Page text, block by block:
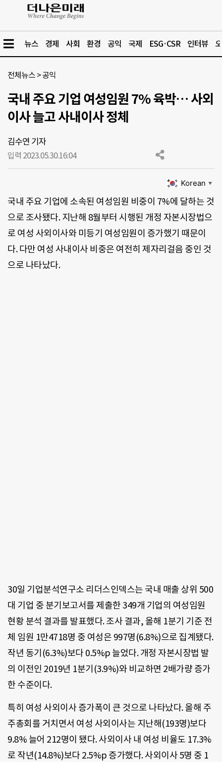
뉴스 경제 사회 환경 공익 국제 ESG·CSR 인터뷰
전체뉴스 >공익
국내 주요 기업 여성임원 7% 육박… 사외
이사 늘고 사내이사 정체
김수연 기자
입력 2023.05.30.16:04
Korean ▼
국내 주요 기업에 소속된 여성임원 비중이 7%에 달하는 것
으로 조사됐다. 지난해 8월부터 시행된 개정 자본시장법으
로 여성 사외이사와 미등기 여성임원이 증가했기 때문이
다. 다만 여성 사내이사 비중은 여전히 제자리걸음 중인 것
으로 나타났다.
30일 기업분석연구소 리더스인덱스는 국내 매출 상위 500
대 기업 중 분기보고서를 제출한 349개 기업의 여성임원
현황 분석 결과를 발표했다. 조사 결과, 올해 1분기 기준 전
체 임원 1만4718명 중 여성은 997명(6.8%)으로 집계됐다.
작년 동기(6.3%)보다 0.5%p 늘었다. 개정 자본시장법 발
의 이전인 2019년 1분기(3.9%)와 비교하면 2배가량 증가
한 수준이다.
특히 여성 사외이사 증가폭이 큰 것으로 나타났다. 올해 주
주총회를 거치면서 여성 사외이사는 지난해(193명)보다
9.8% 늘어 212명이 됐다. 사외이사 내 여성 비율도 17.3%
로 작년(14.8%)보다 2.5%p 증가했다. 사외이사 5명 중 1